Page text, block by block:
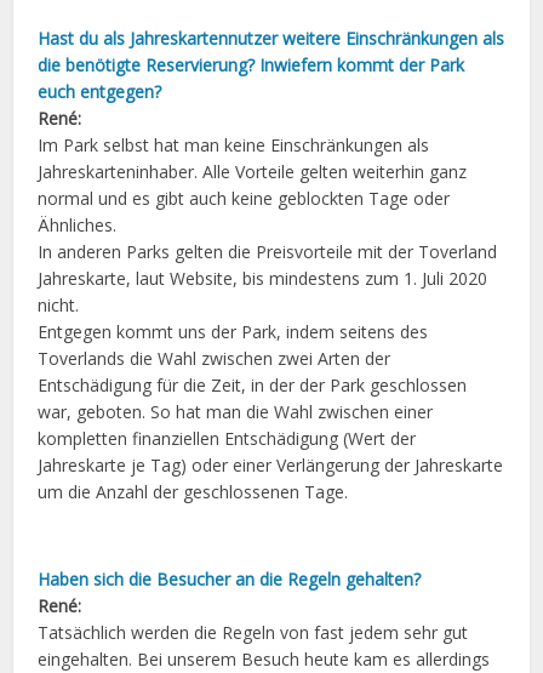
Hast du als Jahreskartennutzer weitere Einschränkungen als
die benötigte Reservierung? Inwiefern kommt der Park
euch entgegen?
René:
Im Park selbst hat man keine Einschränkungen als
Jahreskarteninhaber. Alle Vorteile gelten weiterhin ganz
normal und es gibt auch keine geblockten Tage oder
Ähnliches.
In anderen Parks gelten die Preisvorteile mit der Toverland
Jahreskarte, laut Website, bis mindestens zum 1. Juli 2020
nicht.
Entgegen kommt uns der Park, indem seitens des
Toverlands die Wahl zwischen zwei Arten der
Entschädigung für die Zeit, in der der Park geschlossen
war, geboten. So hat man die Wahl zwischen einer
kompletten finanziellen Entschädigung (Wert der
Jahreskarte je Tag) oder einer Verlängerung der Jahreskarte
um die Anzahl der geschlossenen Tage.
Haben sich die Besucher an die Regeln gehalten?
René:
Tatsächlich werden die Regeln von fast jedem sehr gut
eingehalten. Bei unserem Besuch heute kam es allerdings